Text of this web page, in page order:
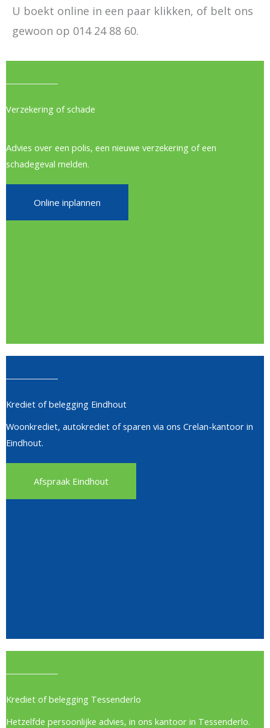
U boekt online in een paar klikken, of belt ons
gewoon op 014 24 88 60.
Verzekering of schade
Advies over een polis, een nieuwe verzekering of een
schadegeval melden.
Online inplannen
Krediet of belegging Eindhout
Woonkrediet, autokrediet of sparen via ons Crelan-kantoor in
Eindhout.
Afspraak Eindhout
Krediet of belegging Tessenderlo
Hetzelfde persoonlijke advies, in ons kantoor in Tessenderlo.